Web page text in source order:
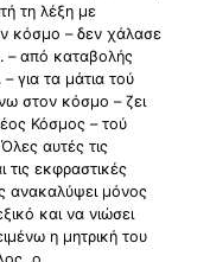
τη λέξη με
κόσμο – δεν χάλασε
– από καταβολής
για τα μάτια τού
στον κόσμο – ζει
Κόσμος – τού
αυτές τις
τις εκφραστικές
ανακαλύψει μόνος
και να νιώσει
η μητρική του